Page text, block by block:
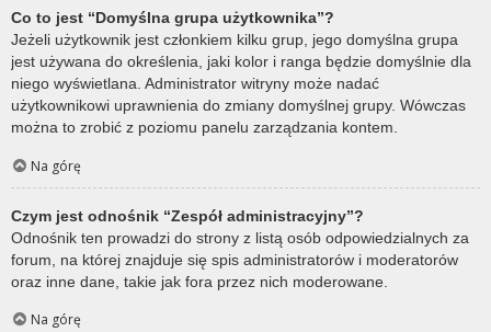
Co to jest “Domyślna grupa użytkownika”?
Jeżeli użytkownik jest członkiem kilku grup, jego domyślna grupa
jest używana do określenia, jaki kolor i ranga będzie domyślnie dla
niego wyświetlana. Administrator witryny może nadać
użytkownikowi uprawnienia do zmiany domyślnej grupy. Wówczas
można to zrobić z poziomu panelu zarządzania kontem.
Na górę
Czym jest odnośnik “Zespół administracyjny”?
Odnośnik ten prowadzi do strony z listą osób odpowiedzialnych za
forum, na której znajduje się spis administratorów i moderatorów
oraz inne dane, takie jak fora przez nich moderowane.
Na górę